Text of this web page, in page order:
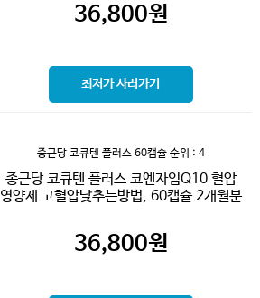
36,800원
최저가 사러가기
종근당 코큐텐 플러스 60캡슐 순위 : 4
종근당 코큐텐 플러스 코엔자임Q10 혈압
영양제 고혈압낮추는방법, 60캡슐 2개월분
36,800원